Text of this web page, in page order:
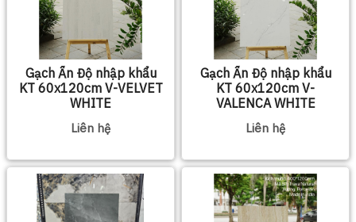
Gạch Ấn Độ nhập khẩu
KT 60x120cm V-VELVET
WHITE
Liên hệ
Gạch Ấn Độ nhập khẩu
KT 60x120cm V-
VALENCA WHITE
Liên hệ